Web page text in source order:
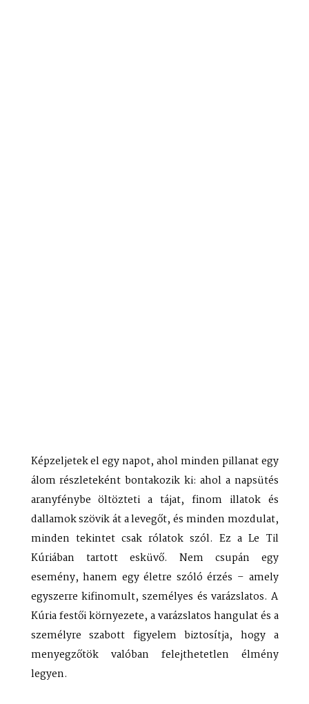
Képzeljetek el egy napot, ahol minden pillanat egy
álom részleteként bontakozik ki: ahol a napsütés
aranyfénybe öltözteti a tájat, finom illatok és
dallamok szövik át a levegőt, és minden mozdulat,
minden tekintet csak rólatok szól. Ez a Le Til
Kúriában tartott esküvő. Nem csupán egy
esemény, hanem egy életre szóló érzés – amely
egyszerre kifinomult, személyes és varázslatos. A
Kúria festői környezete, a varázslatos hangulat és a
személyre szabott figyelem biztosítja, hogy a
menyegzőtök valóban felejthetetlen élmény
legyen.